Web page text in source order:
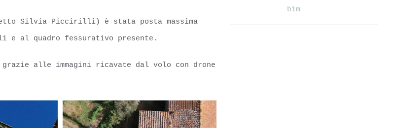
Silvia Piccirilli) è stata posta massima
e al quadro fessurativo presente.
alle immagini ricavate dal volo con drone
bim